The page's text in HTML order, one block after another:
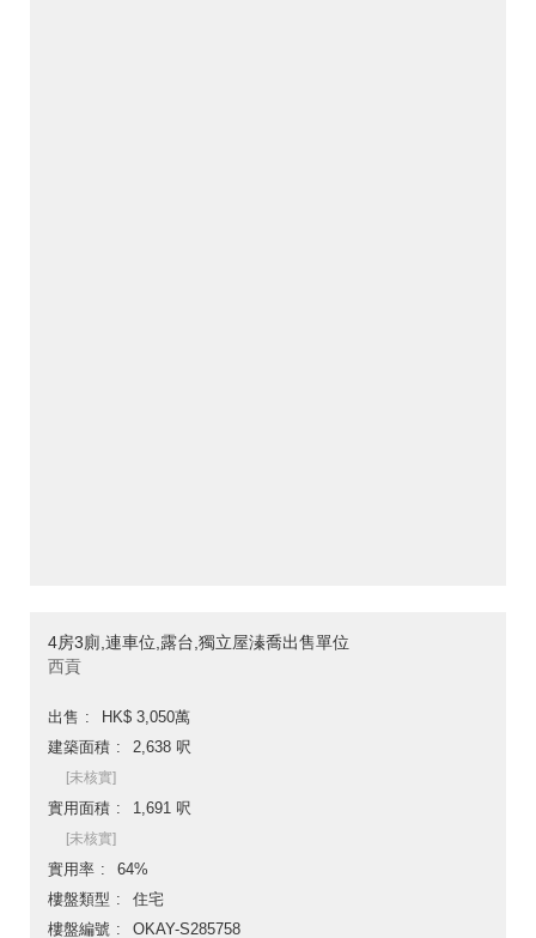
4房3廁,連車位,露台,獨立屋溱喬出售單位
西貢
出售
HK$ 3,050萬
建築面積
2,638 呎
[未核實]
實用面積 1,691 呎
[未核實]
實用率
64%
樓盤類型
住宅
樓盤編號
OKAY-S285758